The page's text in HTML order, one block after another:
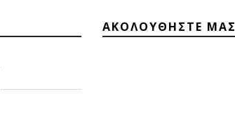
ΑΚΟΛΟΥΘΗΣΤΕ ΜΑΣ